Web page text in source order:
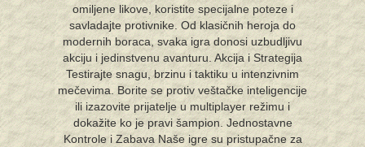
omiljene likove, koristite specijalne poteze i
savladajte protivnike. Od klasičnih heroja do
modernih boraca, svaka igra donosi uzbudljivu
akciju i jedinstvenu avanturu. Akcija i Strategija
Testirajte snagu, brzinu i taktiku u intenzivnim
mečevima. Borite se protiv veštačke inteligencije
ili izazovite prijatelje u multiplayer režimu i
dokažite ko je pravi šampion. Jednostavne
Kontrole i Zabava Naše igre su pristupačne za